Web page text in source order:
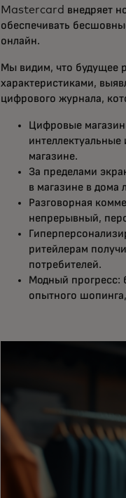
Mastercard внедряет
обеспечивать
онлайн.
Мы видим, что будущее
характеристиками,
цифрового журнала,
Цифровые
магазине.
За пределами
в магазине в дома
Разговорная
непрерывный,
ритейлерам
потребителей.
Модный прогресс:
опытного